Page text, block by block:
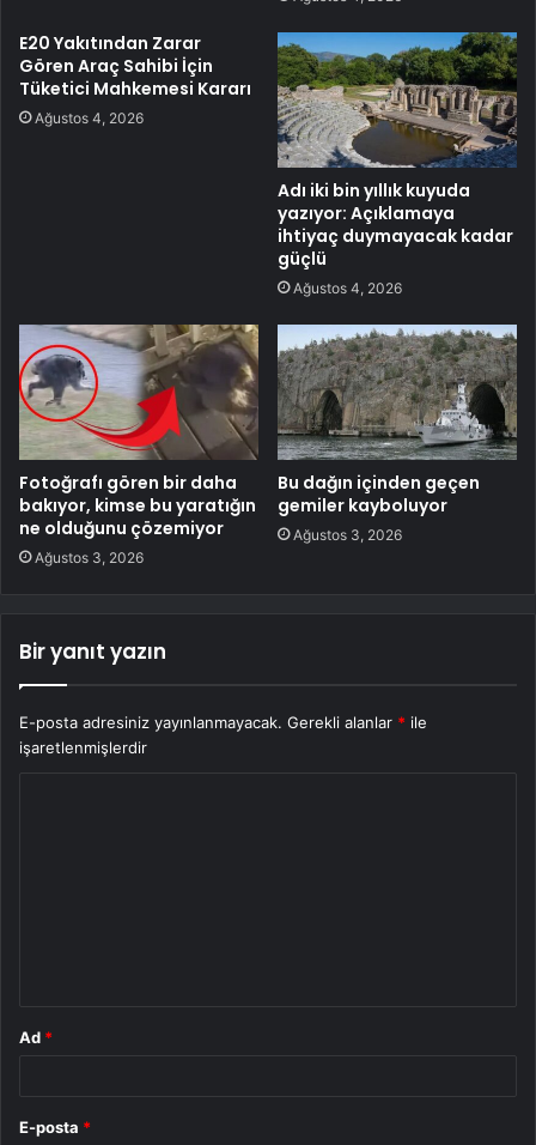
E20 Yakıtından Zarar
Gören Araç Sahibi İçin
Tüketici Mahkemesi Kararı
Ağustos 4, 2026
Adı iki bin yıllık kuyuda
yazıyor: Açıklamaya
ihtiyaç duymayacak kadar
güçlü
Ağustos 4, 2026
Fotoğrafı gören bir daha
bakıyor, kimse bu yaratığın
ne olduğunu çözemiyor
Ağustos 3, 2026
Bu dağın içinden geçen
gemiler kayboluyor
Ağustos 3, 2026
Bir yanıt yazın
E-posta adresiniz yayınlanmayacak. Gerekli alanlar * ile
işaretlenmişlerdir
Ad *
E-posta *